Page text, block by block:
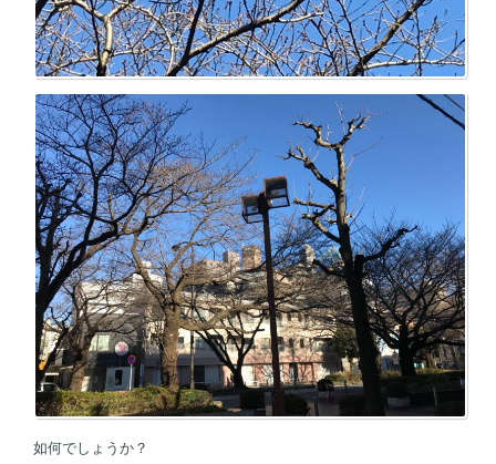
如何でしょうか？